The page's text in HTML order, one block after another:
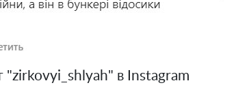
в Instagram